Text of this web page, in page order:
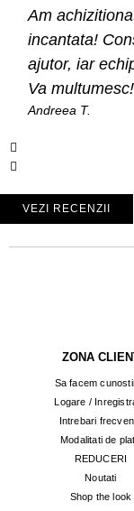
Am
incantata!
ajutor, iar
Va multumesc!
Andreea T.
VEZI RECENZII
ZONA
Sa facem
Logare /
Intrebari
Modalitati de
REDUCERI
Noutati
Shop the look